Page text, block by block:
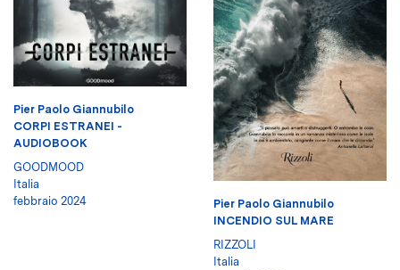
Pier Paolo Giannubilo
CORPI ESTRANEI -
AUDIOBOOK
GOODMOOD
Italia
febbraio 2024
Pier Paolo Giannubilo
INCENDIO SUL MARE
RIZZOLI
Italia